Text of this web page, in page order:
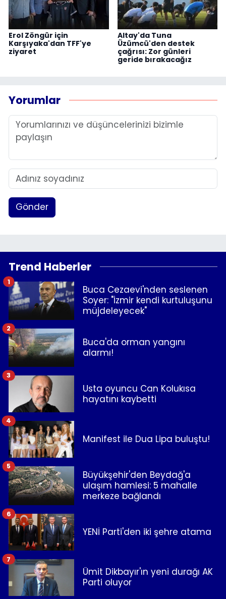
Erol Zöngür için
Karşıyaka'dan TFF'ye
ziyaret
Altay'da Tuna
Üzümcü'den destek
çağrısı: Zor günleri
geride bırakacağız
Yorumlar
Gönder
Trend Haberler
Buca Cezaevi'nden seslenen
Soyer: "İzmir kendi kurtuluşunu
müjdeleyecek"
1
Buca'da orman yangını
alarmı!
2
Usta oyuncu Can Kolukısa
hayatını kaybetti
3
Manifest ile Dua Lipa buluştu!
4
Büyükşehir'den Beydağ'a
ulaşım hamlesi: 5 mahalle
merkeze bağlandı
5
YENİ Parti'den iki şehre atama
6
Ümit Dikbayır'ın yeni durağı AK
Parti oluyor
7